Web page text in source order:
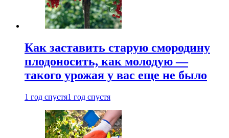
Как заставить старую смородину
плодоносить, как молодую —
такого урожая у вас еще не было
1 год спустя1 год спустя